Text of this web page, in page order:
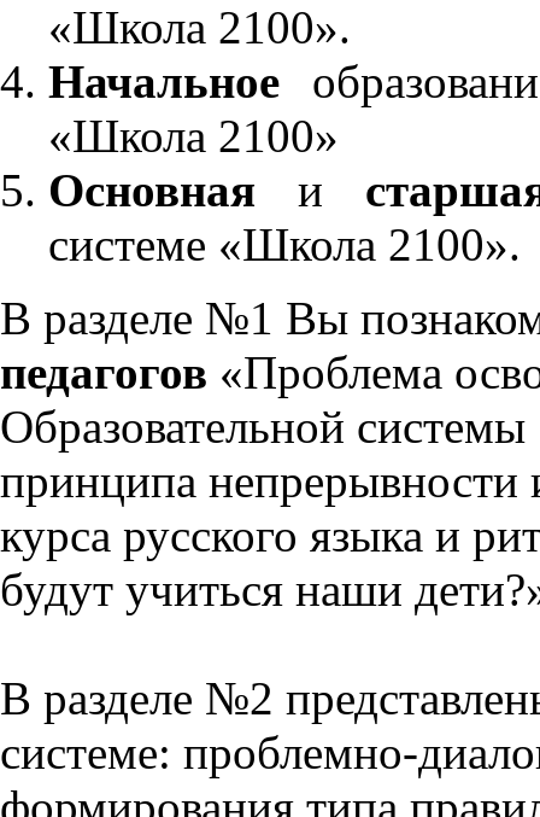
«Школа 2100».
Начальное
«Школа 2100»
Основнаяи
системе «Школа 2100».
В разделе №1 Вы
педагогов «Проблема
Образовательной
принципа непрерывности
курса русского языка и
будут учиться наши
В разделе №2
системе: проблемно-